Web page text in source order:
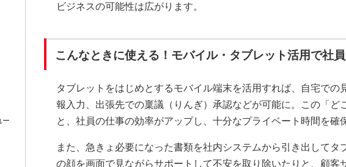
ビジネスの可能性は広がります。
こんなときに使える！モバイル・タブレット活用で社
タブレットをはじめとするモバイル端末を活用すれば、自宅での
報入力、出張先での稟議（りんぎ）承認などが可能に。この「ど
と、社員の仕事の効率がアップし、十分なプライベート時間を確
また、急きょ必要になった書類を社内システムから引き出してタ
の顔を画面で見ながらサポートして不安を取り除いたりと、顧客
ー